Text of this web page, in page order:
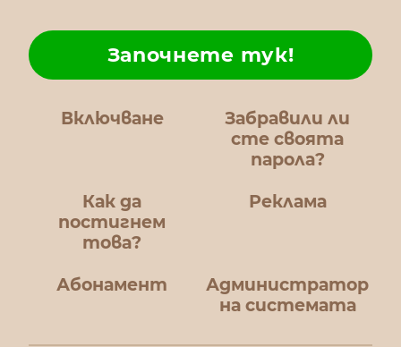
Включване
Забравили ли
сте своята
парола?
Как да
постигнем
това?
Започнете тук!
Реклама
Абонамент
Администратор
на системата